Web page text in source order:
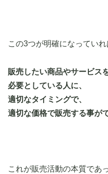
この3つが明確になっていれ
販売したい商品やサービスを
必要としている人に、
適切なタイミングで、
適切な価格で販売する事が
これが販売活動の本質であ